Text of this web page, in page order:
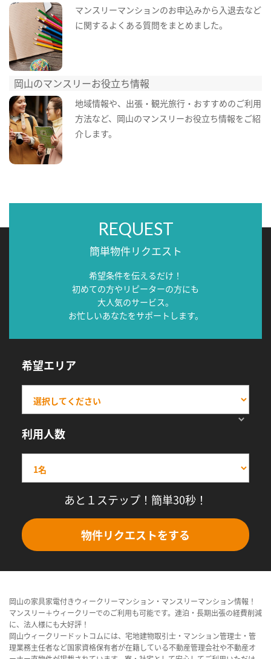
マンスリーマンションのお申込みから入退去など
に関するよくある質問をまとめました。
岡山のマンスリーお役立ち情報
地域情報や、出張・観光旅行・おすすめのご利用
方法など、岡山のマンスリーお役立ち情報をご紹
介します。
REQUEST
簡単物件リクエスト
希望条件を伝えるだけ！
初めての方やリピーターの方にも
大人気のサービス。
お忙しいあなたをサポートします。
希望エリア
利用人数
あと１ステップ！簡単30秒！
物件リクエストをする
岡山の家具家電付きウィークリーマンション・マンスリーマンション情報！
マンスリー＋ウィークリーでのご利用も可能です。連泊・長期出張の経費削減
に、法人様にも大好評！
岡山ウィークリードットコムには、宅地建物取引士・マンション管理士・管
理業務主任者など国家資格保有者が在籍している不動産管理会社や不動産オ